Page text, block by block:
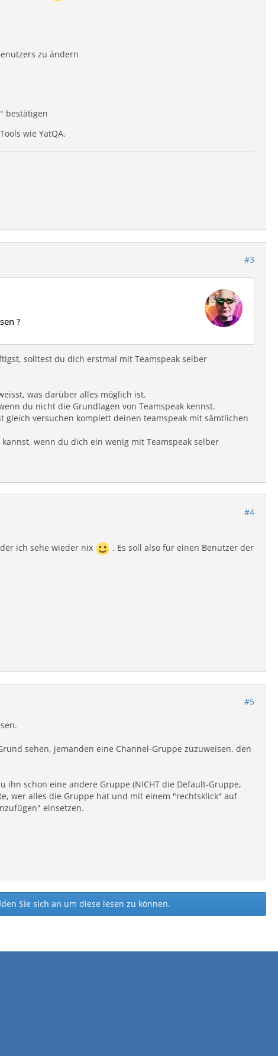
zu ändern
bestätigen
wie YatQA.
#3
?
solltest du dich erstmal mit Teamspeak selber
was darüber alles möglich ist.
du nicht die Grundlagen von Teamspeak kennst.
versuchen komplett deinen teamspeak mit sämtlichen
wenn du dich ein wenig mit Teamspeak selber
#4
ich sehe wieder nix
. Es soll also für einen Benutzer der
#5
sehen, jemanden eine Channel-Gruppe zuzuweisen, den
ihn schon eine andere Gruppe (NICHT die Default-Gruppe,
wer alles die Gruppe hat und mit einem "rechtsklick" auf
einsetzen.
Sie sich an um diese lesen zu können.